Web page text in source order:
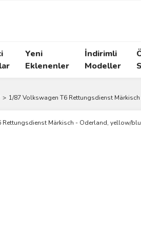
Yeni
Eklenenler
İndirimli
Modeller
1/87 Volkswagen T6 Rettungsdienst